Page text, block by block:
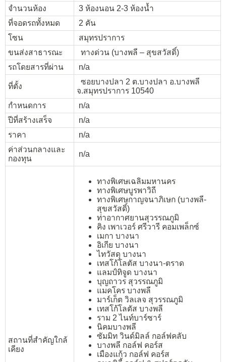
จำนวนห้อง
3 ห้องนอน 2-3 ห้องน้ำ
ที่จอดรถทั้งหมด
2 คัน
โซน
สมุทรปราการ
ขนส่งสาธารณะ
ทางด่วน (บางพลี – สุขสวัสดิ์)
รถโดยสารที่ผ่าน
n/a
ที่ตั้ง
ซอยบางปลา 2 ต.บางปลา อ.บางพลี
จ.สมุทรปราการ 10540
กำหนดการ
n/a
ปีที่สร้างเสร็จ
n/a
ราคา
n/a
ค่าส่วนกลางและ
กองทุน
n/a
สถานที่สำคัญใกล้
เคียง
ทางพิเศษเฉลิมมหานคร
ทางพิเศษบูรพาวิถี
ทางพิเศษกาญจนาภิเษก (บางพลี-
สุขสวัสดิ์)
ท่าอากาศยานสุวรรณภูมิ
คิง เพาเวอร์ ศรีวารี คอมเพล็กซ์
เมกา บางนา
อิเกีย บางนา
ไทวัสดุ บางนา
เทสโก้โลตัส บางนา-ตราด
แลมป์ทิจูด บางนา
บุญถาวร สุวรรณภูมิ
แมคโคร บางพลี
มาร์เก็ต วิลเลจ สุวรรณภูมิ
เทสโก้โลตัส บางพลี
ราม 2 ไนท์บาร์ซาร์
นิคมบางพลี
ซัมมิท วินด์มิลล์ กอล์ฟคลับ
บางพลี กอล์ฟ คอร์ส
เมืองแก้ว กอล์ฟ คอร์ส